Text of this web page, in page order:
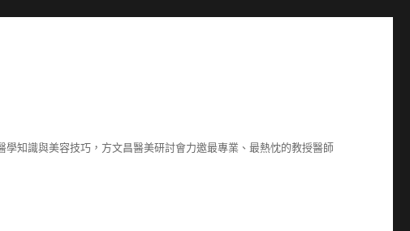
知識與美容技巧，方文昌醫美研討會力邀最專業、最熱忱的教授醫師